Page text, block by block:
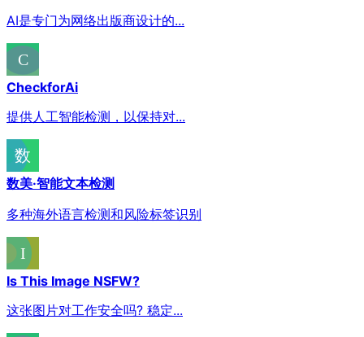
AI是专门为网络出版商设计的...
CheckforAi
提供人工智能检测，以保持对...
数美·智能文本检测
多种海外语言检测和风险标签识别
Is This Image NSFW?
这张图片对工作安全吗? 稳定...